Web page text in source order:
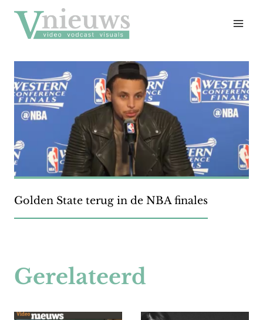
naar
inhoud
Golden State terug in de NBA finales
Gerelateerd